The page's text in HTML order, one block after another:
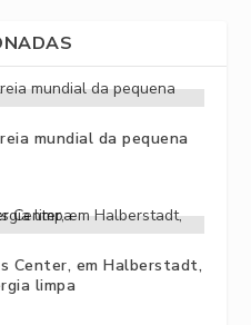
mundial da pequena
Center, em Halberstadt,
limpa